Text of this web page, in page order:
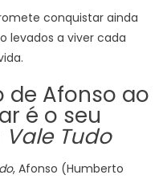
conquistar ainda
levados a viver cada
de Afonso ao
é o seu
Vale Tudo
, Afonso (Humberto